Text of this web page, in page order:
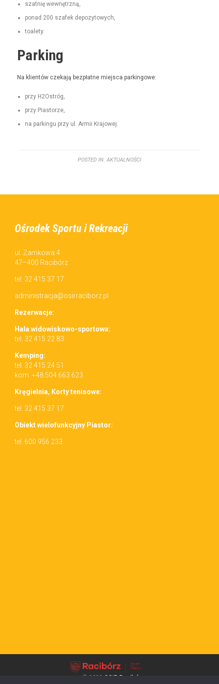
szat­nię wewnętrzną,
pon­ad 200 szafek depozytowych,
toale­ty.
Parking
Na klien­tów czeka­ją bezpłatne miejs­ca parkingowe:
przy H2Ostróg,
przy Pias­torze,
na parkingu przy ul. Armii Krajowej.
POSTED IN: AKTUALNOŚCI
Ośrodek Sportu i Rekreacji
ul. Zamkowa 4
47–400 Racibórz
tel. 32 415 37 17
administracja@osirraciborz.pl
Rez­erwac­je:
Hala wid­owiskowo-sportowa:
tel. 32 415 22 83
Kemp­ing:
tel. 32 415 24 51
kom. +48 504 663 623
Kręgiel­nia, Korty tenisowe:
tel. 32 415 37 17
Obiekt wielo­funkcyjny Piastor:
tel. 600 956 233
© 2022 OSiR Racibórz